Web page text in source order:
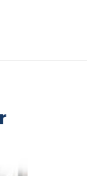
şikayete